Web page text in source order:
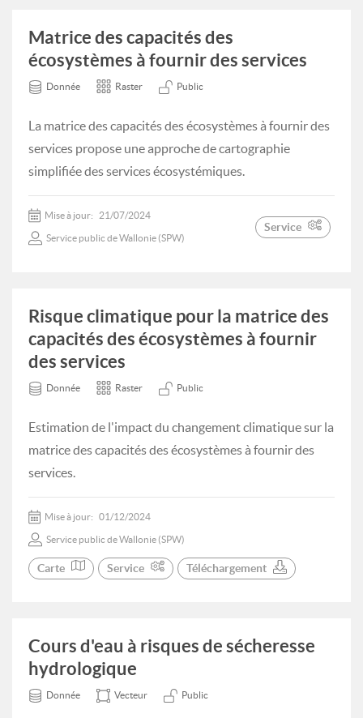
Matrice des capacités des
écosystèmes à fournir des services
Donnée Raster Public
La matrice des capacités des écosystèmes à fournir des
services propose une approche de cartographie
simplifiée des services écosystémiques.
Mise à jour: 21/07/2024
Service public de Wallonie (SPW)
Service
Risque climatique pour la matrice des
capacités des écosystèmes à fournir
des services
Donnée Raster Public
Estimation de l'impact du changement climatique sur la
matrice des capacités des écosystèmes à fournir des
services.
Mise à jour: 01/12/2024
Service public de Wallonie (SPW)
Carte Service Téléchargement
Cours d'eau à risques de sécheresse
hydrologique
Donnée Vecteur Public